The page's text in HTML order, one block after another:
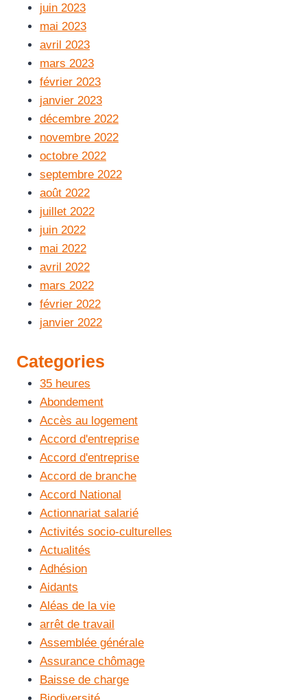
juin 2023
mai 2023
avril 2023
mars 2023
février 2023
janvier 2023
décembre 2022
novembre 2022
octobre 2022
septembre 2022
août 2022
juillet 2022
juin 2022
mai 2022
avril 2022
mars 2022
février 2022
janvier 2022
Categories
35 heures
Abondement
Accès au logement
Accord d'entreprise
Accord d'entreprise
Accord de branche
Accord National
Actionnariat salarié
Activités socio-culturelles
Actualités
Adhésion
Aidants
Aléas de la vie
arrêt de travail
Assemblée générale
Assurance chômage
Baisse de charge